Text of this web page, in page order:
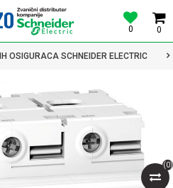
0
0
OSIGURACA SCHNEIDER ELECTRIC
(0)